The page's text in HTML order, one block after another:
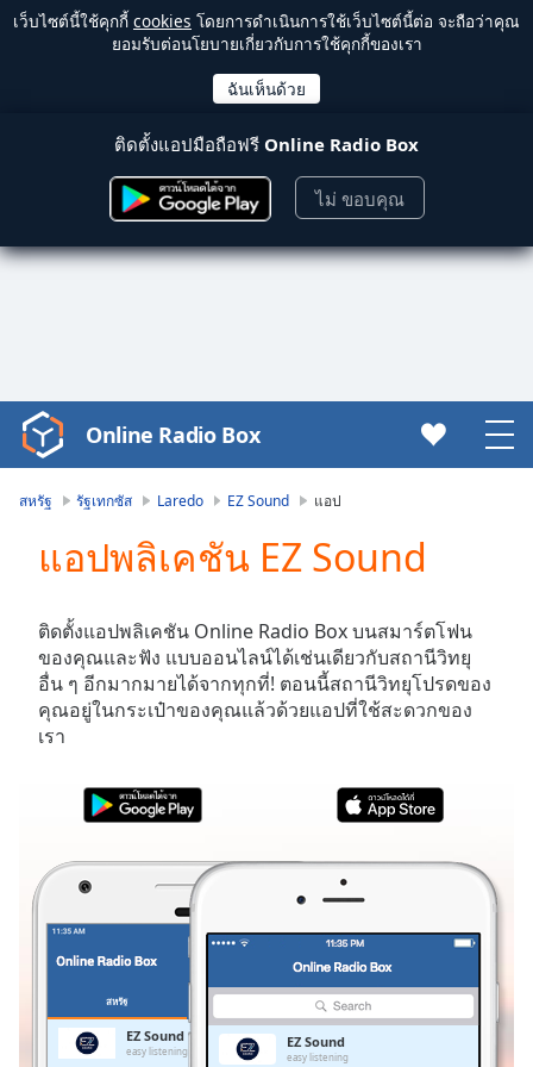
เว็บไซต์นี้ใช้คุกกี้ cookies โดยการดำเนินการใช้เว็บไซต์นี้ต่อ จะถือว่าคุณ
ยอมรับต่อนโยบายเกี่ยวกับการใช้คุกกี้ของเรา
ติดตั้งแอปมือถือฟรี Online Radio Box
ไม่ ขอบคุณ
Video
Player
Play
Video
Skip
Backward
Skip
Forward
Mute
Current
Duration-:-
0.00%
Stream
TypeLIVE
Seek to
LIVE
Remaining
Online Radio Box
สหรัฐ รัฐเทกซัส Laredo EZ Sound แอป
แอปพลิเคชัน EZ Sound
ติดตั้งแอปพลิเคชัน Online Radio Box บนสมาร์ตโฟน
ของคุณและฟัง แบบออนไลน์ได้เช่นเดียวกับสถานีวิทยุ
อื่น ๆ อีกมากมายได้จากทุกที่! ตอนนี้สถานีวิทยุโปรดของ
คุณอยู่ในกระเป๋าของคุณแล้วด้วยแอปที่ใช้สะดวกของ
เรา
สหรัฐ
EZ Sound
easy listening
EZ Sound
easy listening